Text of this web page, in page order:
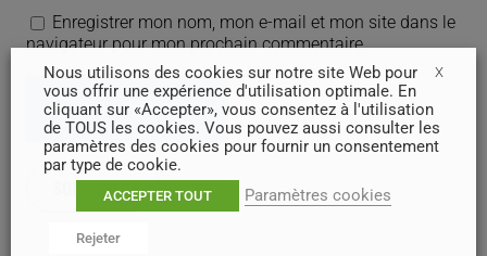
Enregistrer mon nom, mon e-mail et mon site dans le
navigateur pour mon prochain commentaire.
X
Nous utilisons des cookies sur notre site Web pour
vous offrir une expérience d'utilisation optimale. En
cliquant sur «Accepter», vous consentez à l'utilisation
de TOUS les cookies. Vous pouvez aussi consulter les
paramètres des cookies pour fournir un consentement
par type de cookie.
ACCEPTER TOUT Paramètres cookies
Rejeter